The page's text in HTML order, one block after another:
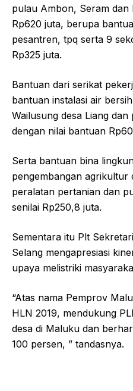
pulau Ambon, Seram dan
Rp620 juta, berupa
pesantren, tpq serta 9
Rp325 juta.
Bantuan dari serikat
bantuan instalasi air
Wailusung desa Liang dan
dengan nilai bantuan
Serta bantuan bina
pengembangan agrikultur
peralatan pertanian dan
senilai Rp250,8 juta.
Sementara itu Plt
Selang mengapresiasi
upaya melistriki
“Atas nama Pemprov
HLN 2019, mendukung
desa di Maluku dan
100 persen, ” tandasnya.